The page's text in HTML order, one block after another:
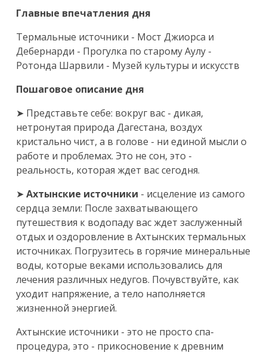
Главные впечатления дня
Термальные источники - Мост Джиорса и
Дебернарди - Прогулка по старому Аулу -
Ротонда Шарвили - Музей культуры и искусств
Пошаговое описание дня
➤ Представьте себе: вокруг вас - дикая,
нетронутая природа Дагестана, воздух
кристально чист, а в голове - ни единой мысли о
работе и проблемах. Это не сон, это -
реальность, которая ждет вас сегодня.
➤ Ахтынские источники - исцеление из самого
сердца земли: После захватывающего
путешествия к водопаду вас ждет заслуженный
отдых и оздоровление в Ахтынских термальных
источниках. Погрузитесь в горячие минеральные
воды, которые веками использовались для
лечения различных недугов. Почувствуйте, как
уходит напряжение, а тело наполняется
жизненной энергией.
Ахтынские источники - это не просто спа-
процедура, это - прикосновение к древним